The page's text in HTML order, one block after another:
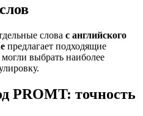
слова с английского
предлагает подходящие
выбрать наиболее
PROMT: точность